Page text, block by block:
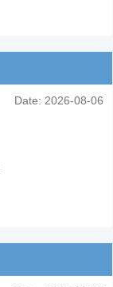
Date: 2026-08-06